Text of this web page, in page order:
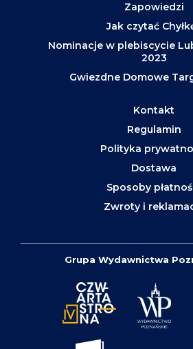
Zapowiedzi
Jak czytać
Nominacje w plebiscycie
2023
Gwiezdne Domowe
Kontakt
Regulamin
Polityka
Dostawa
Sposoby
Zwroty i
Grupa Wydawnictwa